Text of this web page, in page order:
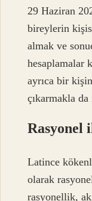
29 Haziran
bireylerin
almak ve
hesaplamalar
ayrıca bir
çıkarmakla
Rasyonel
Latince
olarak
rasyonellik,